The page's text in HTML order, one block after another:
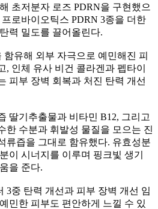
초저분자 로즈 PDRN을 구현했으
로바이오틱스 PDRN 3종을 더한
력 밀도를 끌어올린다.
함유해 외부 자극으로 예민해진 피
, 인체 유사 비건 콜라겐과 펩타이
피부 장벽 회복과 처진 탄력 개선
딸기추출물과 비타민 B12, 그리고
한 수분과 휘발성 물질을 모으는 진
류즙을 그대로 함유했다. 유효성분
이 시너지를 이루며 핑크빛 생기
을 준다.
3중 탄력 개선과 피부 장벽 개선 임
민한 피부도 편안하게 느낄 수 있